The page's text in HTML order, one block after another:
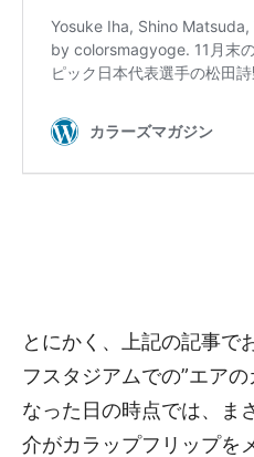
とにかく、上記の記事で
フスタジアムでの”エア
なった日の時点では、ま
介がカラップフリップを